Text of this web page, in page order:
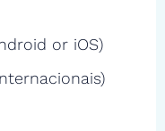
or iOS)